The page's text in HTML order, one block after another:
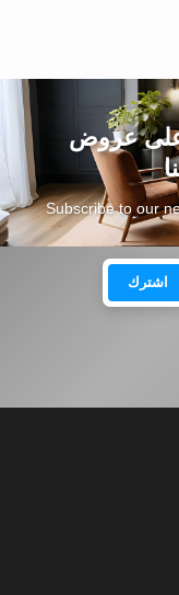
عروض
Subscribe to our
اشترك